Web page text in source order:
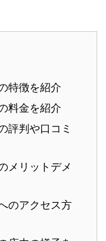
特徴を紹介
料金を紹介
評判や口コミ
メリットデメ
のアクセス方